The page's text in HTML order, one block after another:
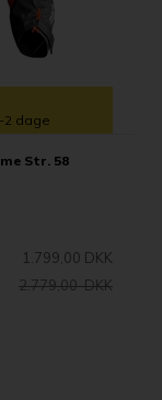
2 dage
Str. 58
1.799,00 DKK
2.779,00 DKK